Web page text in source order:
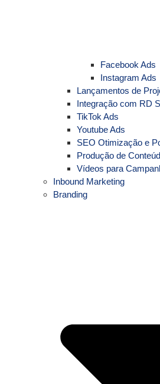
Facebook Ads
Instagram Ads
Lançamentos de
Integração com RD
TikTok Ads
Youtube Ads
SEO Otimização e
Produção de
Vídeos para
Inbound Marketing
Branding